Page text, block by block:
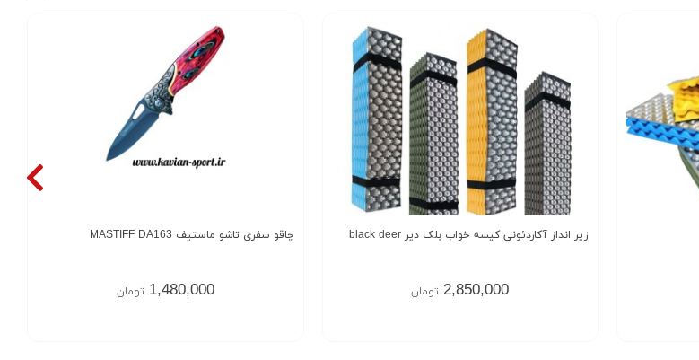
زیر انداز آکاردئونی کیسه خواب بلک دیر black deer
2,850,000 تومان
چاقو سفری تاشو ماستیف MASTIFF DA163
1,480,000 تومان